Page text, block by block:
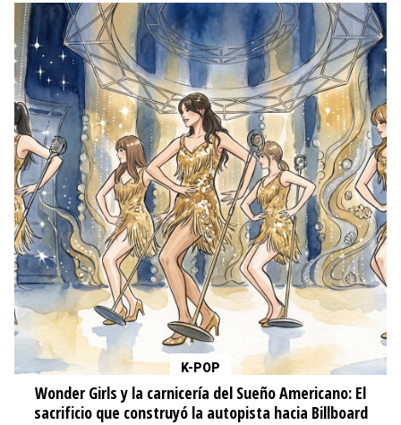
K-POP
Wonder Girls y la carnicería del Sueño Americano: El
sacrificio que construyó la autopista hacia Billboard